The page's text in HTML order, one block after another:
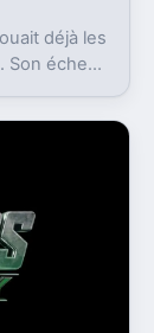
déjà les
Son échec